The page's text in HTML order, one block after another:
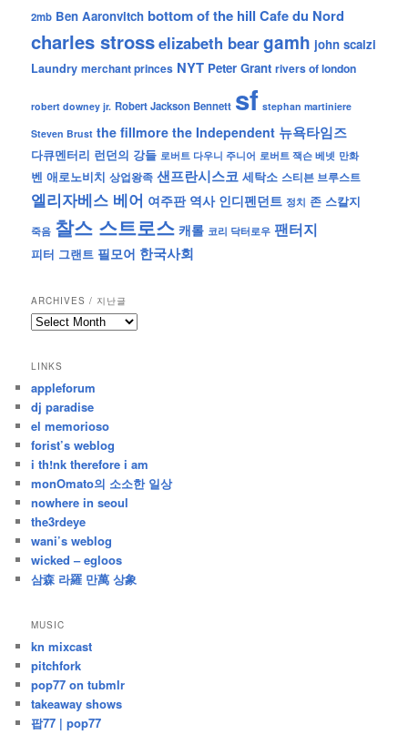
2mb Ben Aaronvitch bottom of the hill Cafe du Nord
charles strosselizabeth beargamh john scalzi
Laundry merchant princes NYT Peter Grant rivers of london
robert downey jr. Robert Jackson Bennett sf stephan martiniere
Steven Brust the fillmore the Independent 뉴욕타임즈
다큐멘터리 런던의 강들 로버트 다우니 주니어 로버트 잭슨 베넷 만화
벤 애로노비치 상업왕족 샌프란시스코 세탁소 스티븐 브루스트
엘리자베스 베어 여주판 역사 인디펜던트 정치 존 스칼지
죽음 찰스 스트로스 캐롤 코리 닥터로우 팬터지
피터 그랜트 필모어 한국사회
ARCHIVES / 지난글
archives
난
글
LINKS
appleforum
dj paradise
el memorioso
forist’s weblog
i th!nk therefore i am
monOmato의 소소한 일상
nowhere in seoul
the3rdeye
wani’s weblog
wicked – egloos
삼森 라羅 만萬 상象
MUSIC
kn mixcast
pitchfork
pop77 on tubmlr
takeaway shows
팝77 | pop77